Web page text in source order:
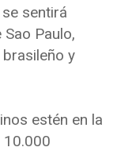
sentirá
Paulo,
y
estén en la
10.000